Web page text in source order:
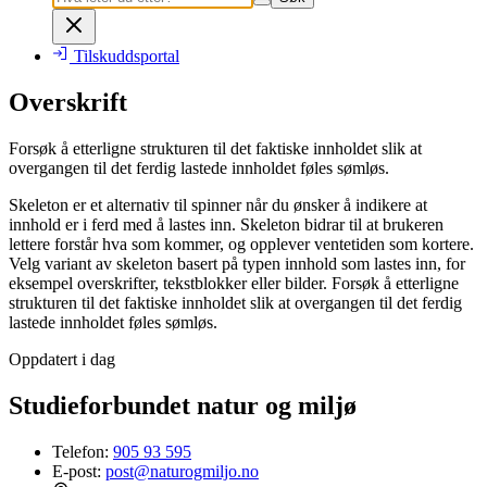
Tilskuddsportal
Overskrift
Forsøk å etterligne strukturen til det faktiske innholdet slik at
overgangen til det ferdig lastede innholdet føles sømløs.
Skeleton er et alternativ til spinner når du ønsker å indikere at
innhold er i ferd med å lastes inn. Skeleton bidrar til at brukeren
lettere forstår hva som kommer, og opplever ventetiden som kortere.
Velg variant av skeleton basert på typen innhold som lastes inn, for
eksempel overskrifter, tekstblokker eller bilder. Forsøk å etterligne
strukturen til det faktiske innholdet slik at overgangen til det ferdig
lastede innholdet føles sømløs.
Oppdatert i dag
Studieforbundet natur og miljø
Telefon: 905 93 595
E-post: post@naturogmiljo.no